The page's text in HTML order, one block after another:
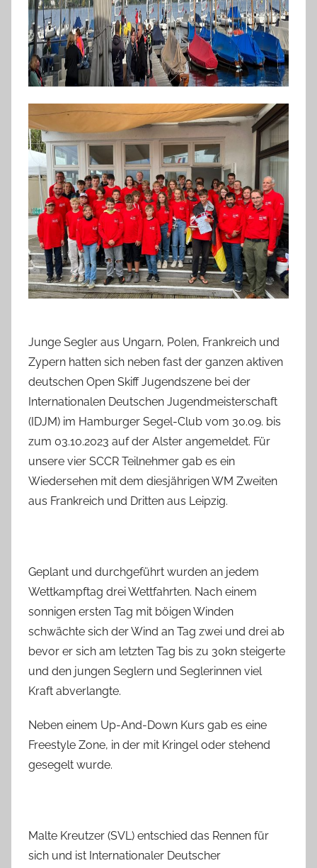
Junge Segler aus Ungarn, Polen, Frankreich und
Zypern hatten sich neben fast der ganzen aktiven
deutschen Open Skiff Jugendszene bei der
Internationalen Deutschen Jugendmeisterschaft
(IDJM) im Hamburger Segel-Club vom 30.09. bis
zum 03.10.2023 auf der Alster angemeldet. Für
unsere vier SCCR Teilnehmer gab es ein
Wiedersehen mit dem diesjährigen WM Zweiten
aus Frankreich und Dritten aus Leipzig.
Geplant und durchgeführt wurden an jedem
Wettkampftag drei Wettfahrten. Nach einem
sonnigen ersten Tag mit böigen Winden
schwächte sich der Wind an Tag zwei und drei ab
bevor er sich am letzten Tag bis zu 30kn steigerte
und den jungen Seglern und Seglerinnen viel
Kraft abverlangte.
Neben einem Up-And-Down Kurs gab es eine
Freestyle Zone, in der mit Kringel oder stehend
gesegelt wurde.
Malte Kreutzer (SVL) entschied das Rennen für
sich und ist Internationaler Deutscher